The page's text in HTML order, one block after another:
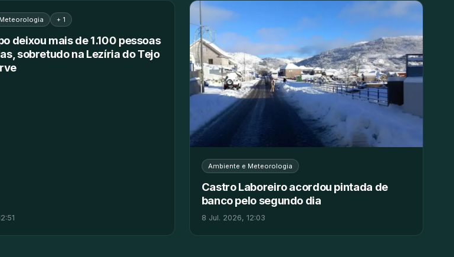
+ 1
deixou mais de 1.100 pessoas
sobretudo na Lezíria do Tejo
Ambiente e Meteorologia
Castro Laboreiro acordou pintada de
banco pelo segundo dia
8 Jul. 2026, 12:03